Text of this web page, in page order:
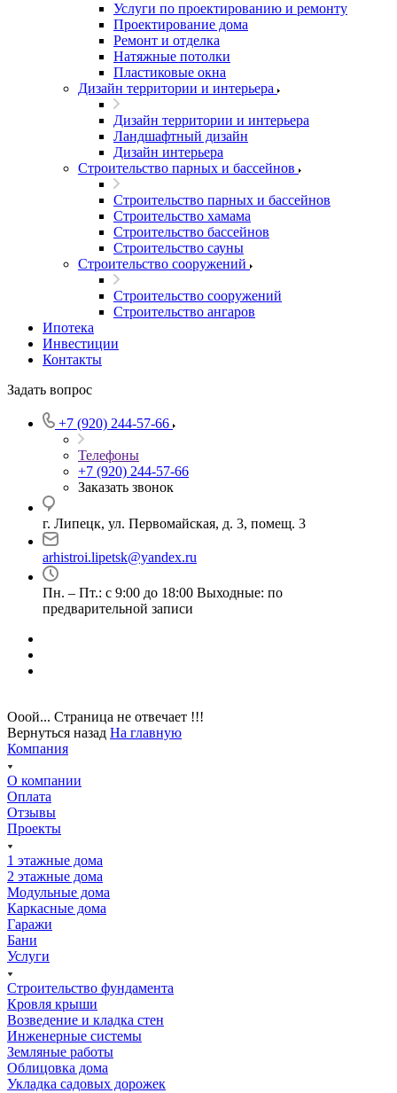
Услуги по проектированию и ремонту
Проектирование дома
Ремонт и отделка
Натяжные потолки
Пластиковые окна
Дизайн территории и интерьера
Дизайн территории и интерьера
Ландшафтный дизайн
Дизайн интерьера
Строительство парных и бассейнов
Строительство парных и бассейнов
Строительство хамама
Строительство бассейнов
Строительство сауны
Строительство сооружений
Строительство сооружений
Строительство ангаров
Ипотека
Инвестиции
Контакты
Задать вопрос
+7 (920) 244-57-66
Телефоны
+7 (920) 244-57-66
Заказать звонок
г. Липецк, ул. Первомайская, д. 3, помещ. 3
arhistroi.lipetsk@yandex.ru
Пн. – Пт.: с 9:00 до 18:00 Выходные: по
предварительной записи
Ооой... Страница не отвечает !!!
Вернуться назад На главную
Компания
О компании
Оплата
Отзывы
Проекты
1 этажные дома
2 этажные дома
Модульные дома
Каркасные дома
Гаражи
Бани
Услуги
Строительство фундамента
Кровля крыши
Возведение и кладка стен
Инженерные системы
Земляные работы
Облицовка дома
Укладка садовых дорожек